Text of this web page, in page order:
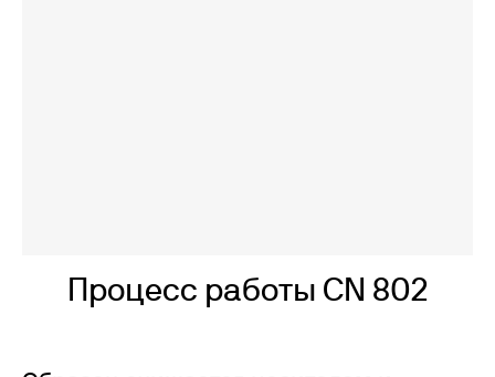
Процесс работы CN 802